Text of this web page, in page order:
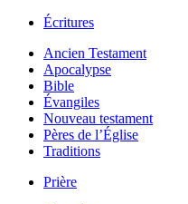
Écritures
Ancien Testament
Apocalypse
Bible
Évangiles
Nouveau testament
Pères de l’Église
Traditions
Prière